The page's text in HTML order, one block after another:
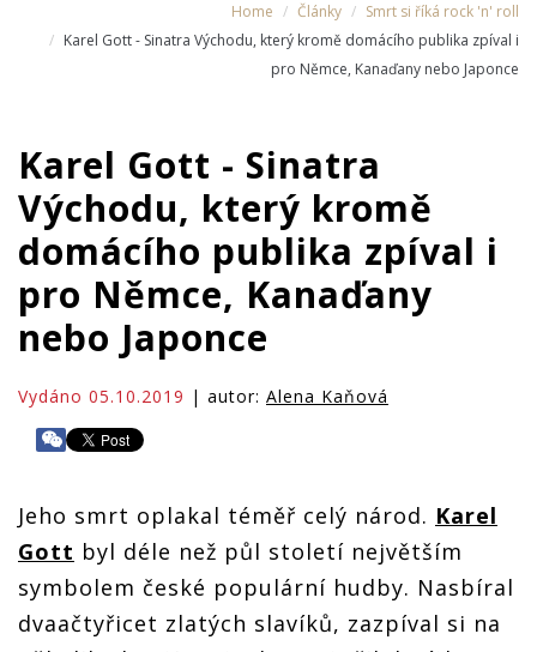
Home Články
Smrt si říká rock 'n' roll
Karel Gott - Sinatra Východu, který kromě domácího publika zpíval i
pro Němce, Kanaďany nebo Japonce
Karel Gott - Sinatra
Východu, který kromě
domácího publika zpíval i
pro Němce, Kanaďany
nebo Japonce
Vydáno 05.10.2019 | autor: Alena Kaňová
Jeho smrt oplakal téměř celý národ. Karel
Gott byl déle než půl století největším
symbolem české populární hudby. Nasbíral
dvaačtyřicet zlatých slavíků, zazpíval si na